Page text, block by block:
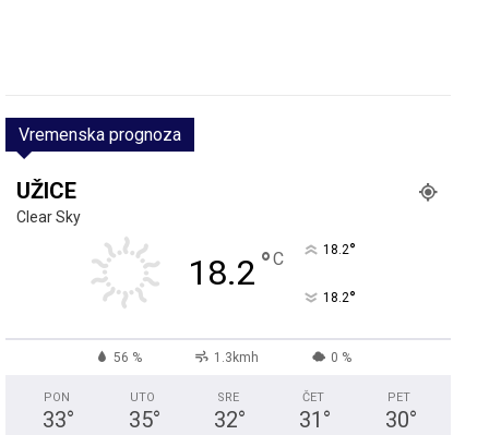
Vremenska prognoza
UŽICE
Clear Sky
18.2 °C 18.2°
18.2°
56 % 1.3kmh 0 %
PON
33°
UTO
35°
SRE
32°
ČET
31 °
PET
30°